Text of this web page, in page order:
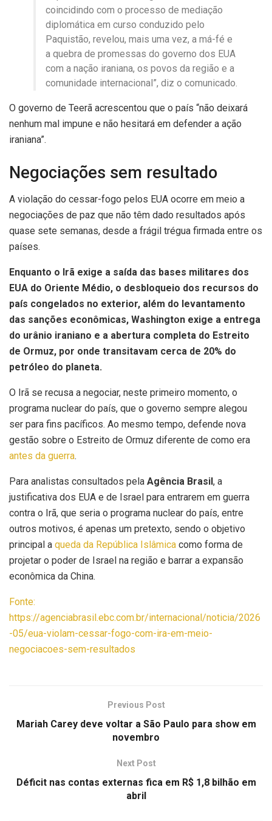
coincidindo com o processo de mediação
diplomática em curso conduzido pelo
Paquistão, revelou, mais uma vez, a má-fé e
a quebra de promessas do governo dos EUA
com a nação iraniana, os povos da região e a
comunidade internacional”, diz o comunicado.
O governo de Teerã acrescentou que o país “não deixará
nenhum mal impune e não hesitará em defender a ação
iraniana”.
Negociações sem resultado
A violação do cessar-fogo pelos EUA ocorre em meio a
negociações de paz que não têm dado resultados após
quase sete semanas, desde a frágil trégua firmada entre os
países.
Enquanto o Irã exige a saída das bases militares dos
EUA do Oriente Médio, o desbloqueio dos recursos do
país congelados no exterior, além do levantamento
das sanções econômicas, Washington exige a entrega
do urânio iraniano e a abertura completa do Estreito
de Ormuz, por onde transitavam cerca de 20% do
petróleo do planeta.
O Irã se recusa a negociar, neste primeiro momento, o
programa nuclear do país, que o governo sempre alegou
ser para fins pacíficos. Ao mesmo tempo, defende nova
gestão sobre o Estreito de Ormuz diferente de como era
antes da guerra.
Para analistas consultados pela Agência Brasil , a
justificativa dos EUA e de Israel para entrarem em guerra
contra o Irã, que seria o programa nuclear do país, entre
outros motivos, é apenas um pretexto, sendo o objetivo
principal a queda da República Islâmica como forma de
projetar o poder de Israel na região e barrar a expansão
econômica da China.
Fonte:
https://agenciabrasil.ebc.com.br/internacional/noticia/2026
-05/eua-violam-cessar-fogo-com-ira-em-meio-
negociacoes-sem-resultados
Previous Post
Mariah Carey deve voltar a São Paulo para show em
novembro
Next Post
Déficit nas contas externas fica em R$ 1,8 bilhão em
abril